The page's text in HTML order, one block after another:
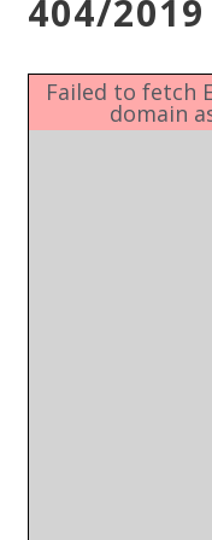
404/2019
Failed to fetch
domain